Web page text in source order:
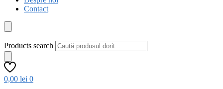
Contact
Products search
0,00 lei 0